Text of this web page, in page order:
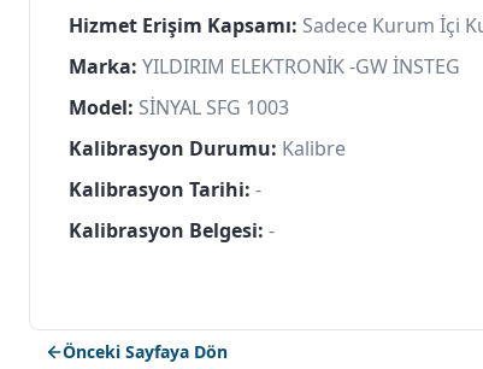
Hizmet Erişim Kapsamı: Sadece Kurum İçi
Marka: YILDIRIM ELEKTRONİK -GW İNSTEG
Model: SİNYAL SFG 1003
Kalibrasyon Durumu: Kalibre
Kalibrasyon Tarihi: -
Kalibrasyon Belgesi: -
Önceki Sayfaya Dön